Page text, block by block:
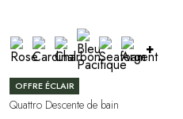
+
OFFRE ÉCLAIR
Quattro Descente de bain